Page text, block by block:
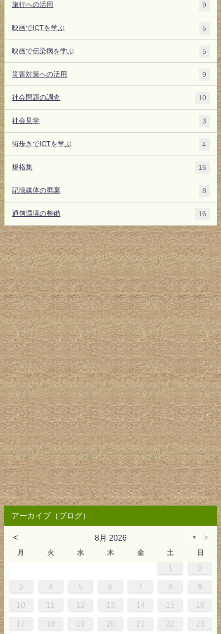
旅行への活用 9
映画でICTを学ぶ 5
映画で伝染病を学ぶ 5
災害対策への活用 9
社会問題の調査 10
社会見学 3
街歩きでICTを学ぶ 4
規格集 16
記憶媒体の廃棄 8
通信環境の整備 16
アーカイブ（ブログ）
< 8月 2026 ▼ >
月 火 水 木 金 土 日
1 2
3 4 5 6 7 8 9
10 11 12 13 14 15 16
17 18 19 20 21 22 23